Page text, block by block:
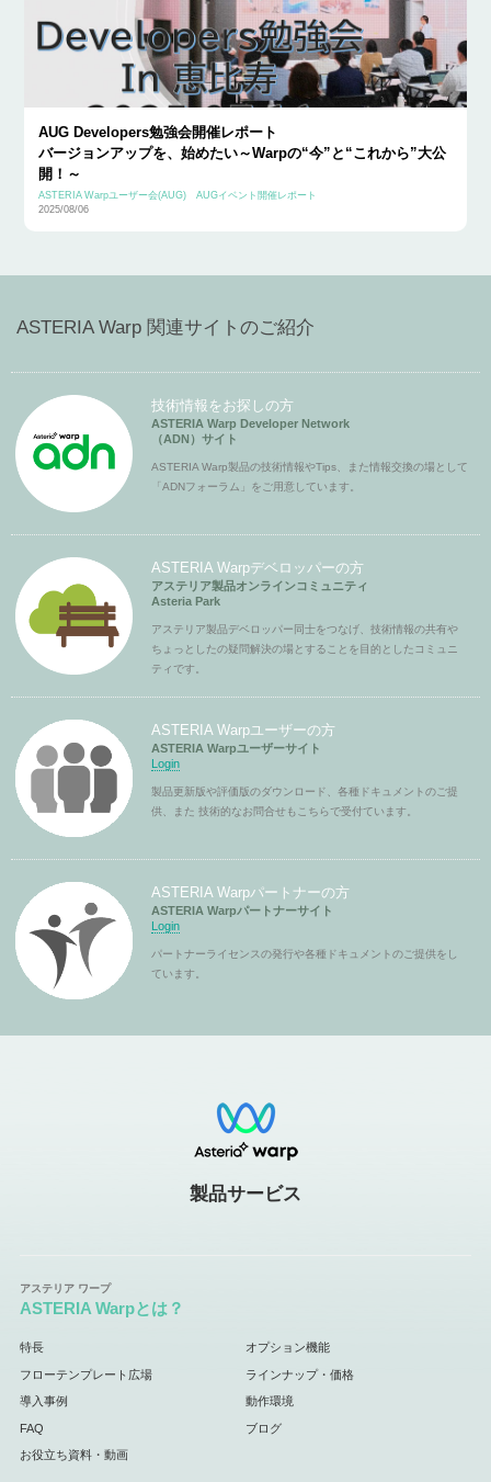
AUG Developers勉強会開催レポート
バージョンアップを、始めたい～Warpの“今”と“これから”大公
開！～
ASTERIA Warpユーザー会(AUG)
AUGイベント開催レポート
2025/08/06
ASTERIA Warp 関連サイトのご紹介
技術情報をお探しの方
ASTERIA Warp Developer Network
（ADN）サイト
ASTERIA Warp製品の技術情報やTips、また情報交換の場として
「ADNフォーラム」をご用意しています。
ASTERIA Warpデベロッパーの方
アステリア製品オンラインコミュニティ
Asteria Park
アステリア製品デベロッパー同士をつなげ、技術情報の共有や
ちょっとしたの疑問解決の場とすることを目的としたコミュニ
ティです。
ASTERIA Warpユーザーの方
ASTERIA Warpユーザーサイト
Login
製品更新版や評価版のダウンロード、各種ドキュメントのご提
供、また 技術的なお問合せもこちらで受付ています。
ASTERIA Warpパートナーの方
ASTERIA Warpパートナーサイト
Login
パートナーライセンスの発行や各種ドキュメントのご提供をし
ています。
製品サービス
ASTERIA Warpとは？
特長 オプション機能
フローテンプレート広場 ラインナップ・価格
導入事例 動作環境
FAQ ブログ
お役立ち資料・動画